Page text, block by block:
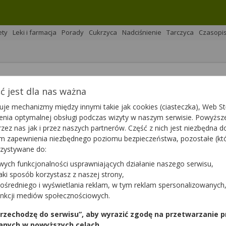
Leki i farmacja Porady Cukrzyca Nadciśnienie Tarczyca
Schorzenie to jest uważane przez WHO za jedną z
które w skuteczny sposób obniżają ciśnienie krwi.
kiedy ciśnienie nie jest mocno podwyższone. Jakie są
Podziel się
jest dla nas ważna
mechanizmy między innymi takie jak cookies (ciasteczka), Web
optymalnej obsługi podczas wizyty w naszym serwisie.
nas jak i przez naszych partnerów. Część z nich jest niezbędna
zapewnienia niezbędnego poziomu bezpieczeństwa, pozostałe
do:
funkcjonalności usprawniających działanie naszego serwisu,
sposób korzystasz z naszej strony,
i wyświetlania reklam, w tym reklam spersonalizowanych,
mediów społecznościowych.
do serwisu”, aby wyrazić zgodę na przetwarzanie